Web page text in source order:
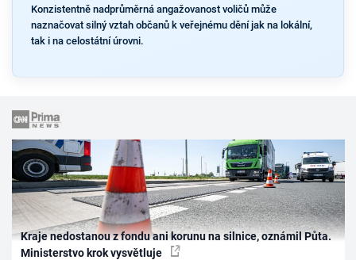
Konzistentně nadprůměrná angažovanost voličů může
naznačovat silný vztah občanů k veřejnému dění jak na lokální,
tak i na celostátní úrovni.
Kraje nedostanou z fondu ani korunu na silnice, oznámil Půta.
Ministerstvo krok vysvětluje